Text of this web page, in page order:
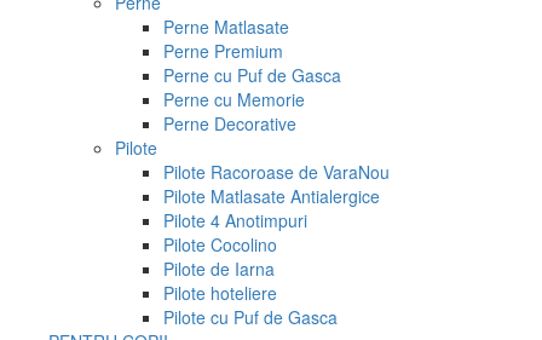
Perne Matlasate
Perne Premium
Perne cu Puf de Gasca
Perne cu Memorie
Perne Decorative
Pilote
Pilote Racoroase de VaraNou
Pilote Matlasate Antialergice
Pilote 4 Anotimpuri
Pilote Cocolino
Pilote de Iarna
Pilote hoteliere
Pilote cu Puf de Gasca